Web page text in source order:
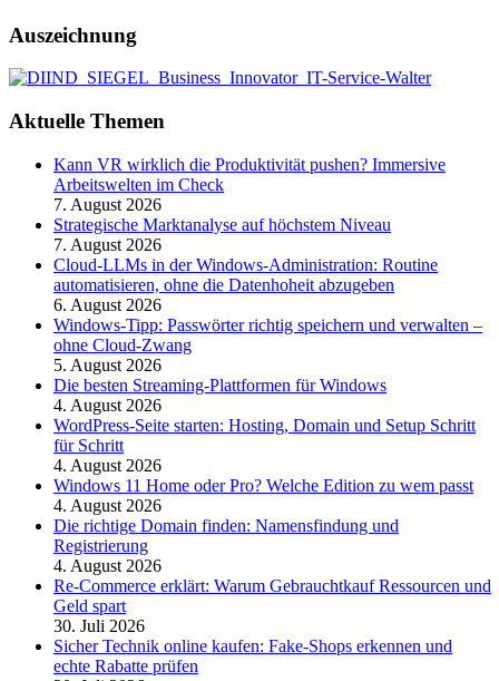
Auszeichnung
Aktuelle Themen
Kann VR wirklich die Produktivität pushen? Immersive
Arbeitswelten im Check
7. August 2026
Strategische Marktanalyse auf höchstem Niveau
7. August 2026
Cloud-LLMs in der Windows-Administration: Routine
automatisieren, ohne die Datenhoheit abzugeben
6. August 2026
Windows-Tipp: Passwörter richtig speichern und verwalten –
ohne Cloud-Zwang
5. August 2026
Die besten Streaming-Plattformen für Windows
4. August 2026
WordPress-Seite starten: Hosting, Domain und Setup Schritt
für Schritt
4. August 2026
Windows 11 Home oder Pro? Welche Edition zu wem passt
4. August 2026
Die richtige Domain finden: Namensfindung und
Registrierung
4. August 2026
Re-Commerce erklärt: Warum Gebrauchtkauf Ressourcen und
Geld spart
30. Juli 2026
Sicher Technik online kaufen: Fake-Shops erkennen und
echte Rabatte prüfen